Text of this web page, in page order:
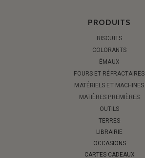
PRODUITS
BISCUITS
COLORANTS
ÉMAUX
FOURS ET RÉFRACTAIRES
MATÉRIELS ET MACHINES
MATIÈRES PREMIÈRES
OUTILS
TERRES
LIBRAIRIE
OCCASIONS
CARTES CADEAUX